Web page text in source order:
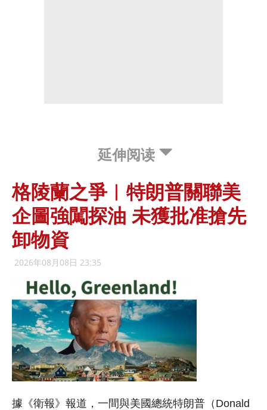
延伸阅读
格陵蘭之爭︱特朗普關聯美
企圖強闖探油 未獲批准搶先
卸物資
2026年08月08日 23:35
據《衛報》報道，一間與美國總統特朗普（Donald